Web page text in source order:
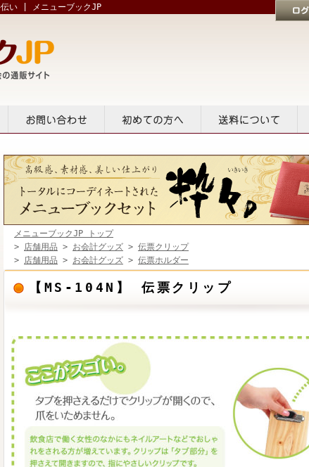
伝い | メニューブックJP
メニューブックJP トップ
> 店舗用品 > お会計グッズ > 伝票クリップ
> 店舗用品 > お会計グッズ > 伝票ホルダー
【MS-104N】 伝票クリップ